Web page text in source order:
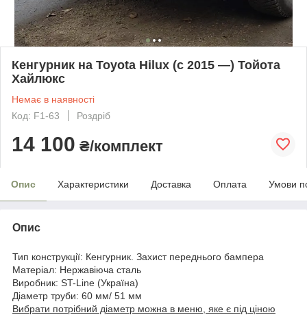
Кенгурник на Toyota Hilux (c 2015 —) Тойота
Хайлюкс
Немає в наявності
Код: F1-63
Роздріб
14 100 ₴/комплект
Опис Характеристики Доставка Оплата Умови
Опис
Тип конструкції: Кенгурник. Захист переднього бампера
Матеріал: Нержавіюча сталь
Виробник: ST-Line (Україна)
Діаметр труби: 60 мм/ 51 мм
Вибрати потрібний діаметр можна в меню, яке є під ціною